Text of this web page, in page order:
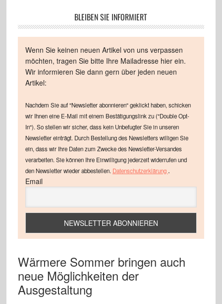
BLEIBEN SIE INFORMIERT
Wenn Sie keinen neuen Artikel von uns verpassen
möchten, tragen Sie bitte Ihre Mailadresse hier ein.
Wir informieren Sie dann gern über jeden neuen
Artikel:
Nachdem Sie auf "Newsletter abonnieren" geklickt haben, schicken
wir Ihnen eine E-Mail mit einem Bestätigungslink zu ("Double Opt-
In"). So stellen wir sicher, dass kein Unbefugter Sie in unseren
Newsletter einträgt. Durch Bestellung des Newsletters willigen Sie
ein, dass wir Ihre Daten zum Zwecke des Newsletter-Versandes
verarbeiten. Sie können Ihre Einwilligung jederzeit widerrufen und
den Newsletter wieder abbestellen. Datenschutzerklärung .
Email
Wärmere Sommer bringen auch
neue Möglichkeiten der
Ausgestaltung